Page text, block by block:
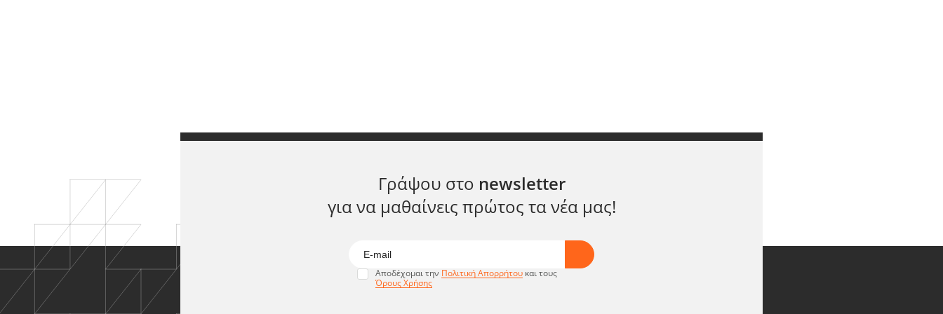
Γράψου στο newsletter
για να μαθαίνεις πρώτος τα νέα μας!
Αποδέχομαι την Πολιτική Απορρήτου και τους
Όρους Χρήσης